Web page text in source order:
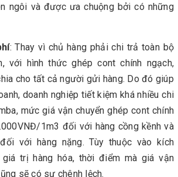
ngôi và được ưa chuộng bởi có những
: Thay vì chủ hàng phải chi trả toàn bộ
với hình thức ghép cont chính ngạch,
cho tất cả người gửi hàng. Do đó giúp
doanh nghiệp tiết kiệm khá nhiều chi
mức giá vận chuyển ghép cont chính
1m3 đối với hàng cồng kềnh và
với hàng nặng. Tùy thuộc vào kích
trị hàng hóa, thời điểm mà giá vận
sẽ có sự chênh lệch.